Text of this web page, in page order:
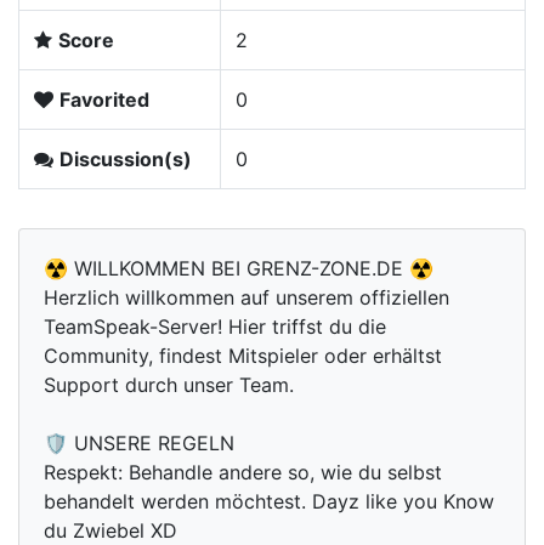
Score 2
Favorited 0
Discussion(s) 0
☢️ WILLKOMMEN BEI GRENZ-ZONE.DE ☢️
Herzlich willkommen auf unserem offiziellen
TeamSpeak-Server! Hier triffst du die
Community, findest Mitspieler oder erhältst
Support durch unser Team.
🛡️ UNSERE REGELN
Respekt: Behandle andere so, wie du selbst
behandelt werden möchtest. Dayz like you Know
du Zwiebel XD